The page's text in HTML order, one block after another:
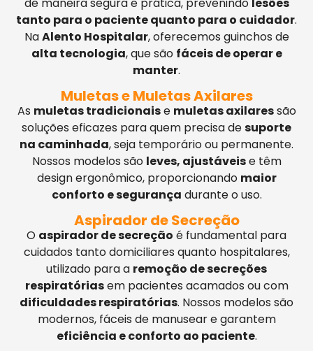
tanto para o paciente quanto para o cuidador.
NaAlento Hospitalar, oferecemos guinchos de
alta tecnologia, que são fáceis de operar e
manter.
Muletas e Muletas Axilares
As muletas tradicionaise muletas axilaressão
soluções eficazes para quem precisa desuporte
na caminhada, seja temporário ou permanente.
Nossos modelos são leves, ajustáveise têm
design ergonômico, proporcionando maior
conforto e segurança durante o uso.
Aspirador de Secreção
O aspirador de secreção é fundamental para
cuidados tanto domiciliares quanto hospitalares,
utilizado para a remoção de secreções
respiratóriasem pacientes acamados ou com
dificuldades respiratórias. Nossos modelos são
modernos, fáceis de manusear e garantem
eficiência e conforto ao paciente.